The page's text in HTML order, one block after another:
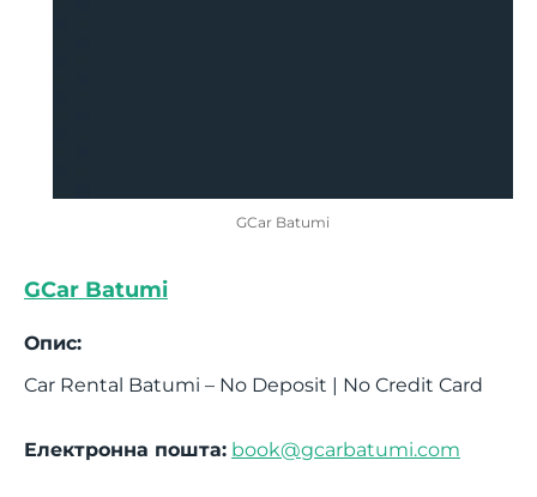
GCar Batumi
GCar Batumi
Опис:
Car Rental Batumi – No Deposit | No Credit Card
Електронна пошта: book@gcarbatumi.com